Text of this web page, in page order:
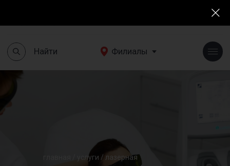
/ услуги / лазерная